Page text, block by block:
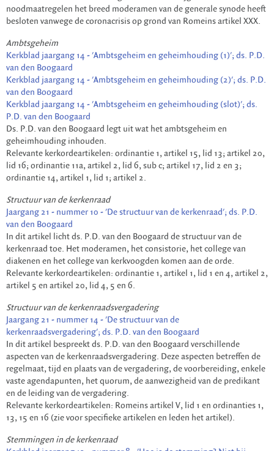
noodmaatregelen het breed moderamen van de generale synode heeft
besloten vanwege de coronacrisis op grond van Romeins artikel XXX.
Ambtsgeheim
Kerkblad jaargang 14 - 'Ambtsgeheim en geheimhouding (1)'; ds. P.D.
van den Boogaard
Kerkblad jaargang 14 - 'Ambtsgeheim en geheimhouding (2)'; ds. P.D.
van den Boogaard
Kerkblad jaargang 14 - 'Ambtsgeheim en geheimhouding (slot)'; ds.
P.D. van den Boogaard
Ds. P.D. van den Boogaard legt uit wat het ambtsgeheim en
geheimhouding inhouden.
Relevante kerkordeartikelen: ordinantie 1, artikel 15, lid 13; artikel 20,
lid 16; ordinantie 11a, artikel 2, lid 6, sub c; artikel 17, lid 2 en 3;
ordinantie 14, artikel 1, lid 1; artikel 2.
Structuur van de kerkenraad
Jaargang 21 - nummer 10 - 'De structuur van de kerkenraad'; ds. P.D.
van den Boogaard
In dit artikel licht ds. P.D. van den Boogaard de structuur van de
kerkenraad toe. Het moderamen, het consistorie, het college van
diakenen en het college van kerkvoogden komen aan de orde.
Relevante kerkordeartikelen: ordinantie 1, artikel 1, lid 1 en 4, artikel 2,
artikel 5 en artikel 20, lid 4, 5 en 6.
Structuur van de kerkenraadsvergadering
Jaargang 21 - nummer 14 - 'De structuur van de
kerkenraadsvergadering'; ds. P.D. van den Boogaard
In dit artikel bespreekt ds. P.D. van den Boogaard verschillende
aspecten van de kerkenraadsvergadering. Deze aspecten betreffen de
regelmaat, tijd en plaats van de vergadering, de voorbereiding, enkele
vaste agendapunten, het quorum, de aanwezigheid van de predikant
en de leiding van de vergadering.
Relevante kerkordeartikelen: Romeins artikel V, lid 1 en ordinanties 1,
13, 15 en 16 (zie voor specifieke artikelen en leden het artikel).
Stemmingen in de kerkenraad